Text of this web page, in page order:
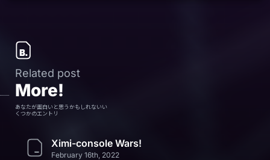
Related post
More!
あなたが面白いと思うかもしれないい
くつかのエントリ
Ximi-console Wars!
February 16th, 2022